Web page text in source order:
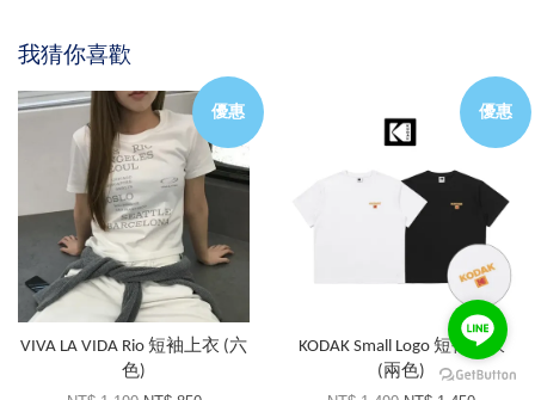
我猜你喜歡
優惠
VIVA LA VIDA Rio 短袖上衣 (六
色)
優惠
KODAK Small Logo 短袖上衣
(兩色)